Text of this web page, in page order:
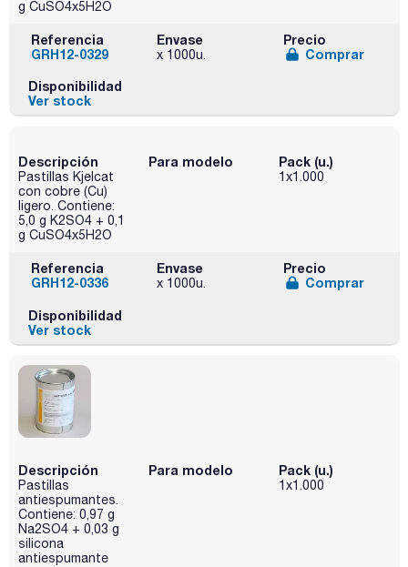
g CuSO4x5H2O
Referencia
GRH12-0329
Envase
x 1000u.
Precio
Comprar
Disponibilidad
Ver stock
Descripción
Pastillas Kjelcat
con cobre (Cu)
ligero. Contiene:
5,0 g K2SO4 + 0,1
g CuSO4x5H2O
Para modelo Pack (u.)
1x1.000
Referencia
GRH12-0336
Envase
x 1000u.
Precio
Comprar
Disponibilidad
Ver stock
Descripción
Pastillas
antiespumantes.
Contiene: 0,97 g
Na2SO4 + 0,03 g
silicona
antiespumante
Para modelo Pack (u.)
1x1.000